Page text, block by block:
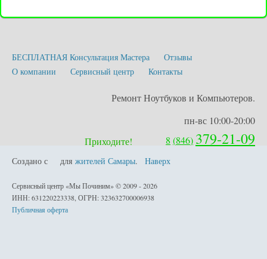
БЕСПЛАТНАЯ Консультация Мастера
Отзывы
О компании
Сервисный центр Контакты
Ремонт Ноутбуков и Компьютеров.
пн-вс 10:00-20:00
Приходите!
8 (846) 379-21-09
Создано с любовью
для жителей Самары. Наверх
Сервисный центр «Мы Починим» © 2009 - 2026
ИНН: 631220223338, ОГРН: 323632700006938
Публичная оферта